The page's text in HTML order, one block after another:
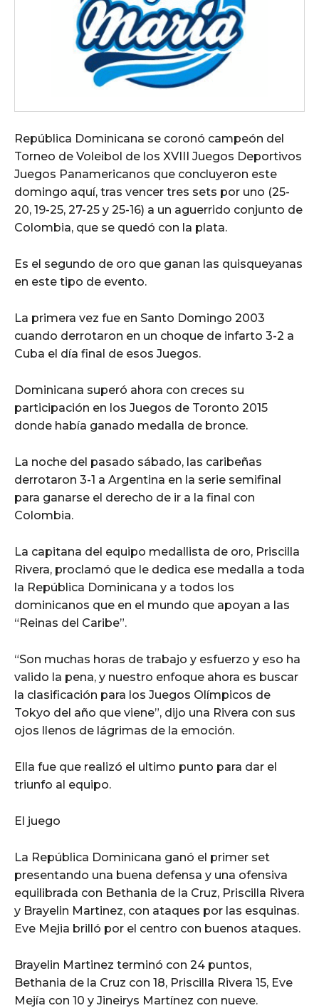
República Dominicana se coronó campeón del
Torneo de Voleibol de los XVIII Juegos Deportivos
Juegos Panamericanos que concluyeron este
domingo aquí, tras vencer tres sets por uno (25-
20, 19-25, 27-25 y 25-16) a un aguerrido conjunto de
Colombia, que se quedó con la plata.
Es el segundo de oro que ganan las quisqueyanas
en este tipo de evento.
La primera vez fue en Santo Domingo 2003
cuando derrotaron en un choque de infarto 3-2 a
Cuba el día final de esos Juegos.
Dominicana superó ahora con creces su
participación en los Juegos de Toronto 2015
donde había ganado medalla de bronce.
La noche del pasado sábado, las caribeñas
derrotaron 3-1 a Argentina en la serie semifinal
para ganarse el derecho de ir a la final con
Colombia.
La capitana del equipo medallista de oro, Priscilla
Rivera, proclamó que le dedica ese medalla a toda
la República Dominicana y a todos los
dominicanos que en el mundo que apoyan a las
“Reinas del Caribe”.
“Son muchas horas de trabajo y esfuerzo y eso ha
valido la pena, y nuestro enfoque ahora es buscar
la clasificación para los Juegos Olímpicos de
Tokyo del año que viene”, dijo una Rivera con sus
ojos llenos de lágrimas de la emoción.
Ella fue que realizó el ultimo punto para dar el
triunfo al equipo.
El juego
La República Dominicana ganó el primer set
presentando una buena defensa y una ofensiva
equilibrada con Bethania de la Cruz, Priscilla Rivera
y Brayelin Martinez, con ataques por las esquinas.
Eve Mejia brilló por el centro con buenos ataques.
Brayelin Martinez terminó con 24 puntos,
Bethania de la Cruz con 18, Priscilla Rivera 15, Eve
Mejía con 10 y Jineirys Martínez con nueve.